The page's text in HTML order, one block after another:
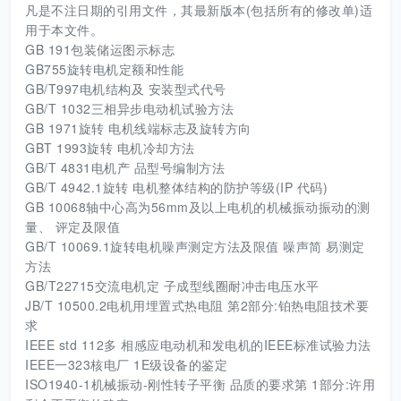
凡是不注日期的引用文件，其最新版本(包括所有的修改单)适
用于本文件。
GB 191包装储运图示标志
GB755旋转电机定额和性能
GB/T997电机结构及 安装型式代号
GB/T 1032三相异步电动机试验方法
GB 1971旋转 电机线端标志及旋转方向
GBT 1993旋转 电机冷却方法
GB/T 4831电机产 品型号编制方法
GB/T 4942.1旋转 电机整体结构的防护等级(IP 代码)
GB 10068轴中心高为56mm及以上电机的机械振动振动的测
量、 评定及限值
GB/T 10069.1旋转电机噪声测定方法及限值 噪声简 易测定
方法
GB/T22715交流电机定 子成型线圈耐冲击电压水平
JB/T 10500.2电机用埋置式热电阻 第2部分:铂热电阻技术要
求
IEEE std 112多 相感应电动机和发电机的IEEE标准试验力法
IEEE一323核电厂 1E级设备的鉴定
ISO1940-1机械振动-刚性转子平衡 品质的要求第 1部分:许用